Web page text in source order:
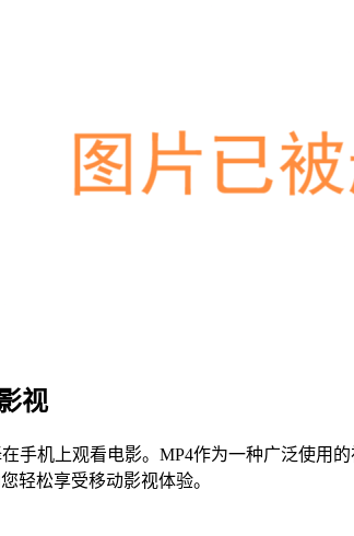
视
手机上观看电影。MP4作为一种广泛使用
轻松享受移动影视体验。